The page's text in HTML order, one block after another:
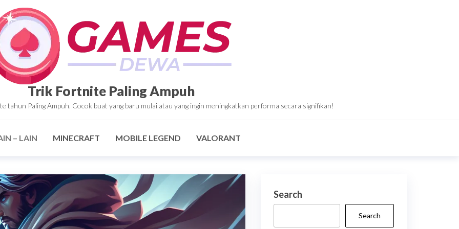
Trik Fortnite Paling Ampuh
tahun Paling Ampuh. Cocok buat yang baru mulai atau yang ingin meningkatkan performa secara signifikan!
– LAIN MINECRAFT MOBILE LEGEND VALORANT
Search
Search